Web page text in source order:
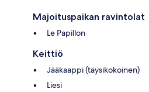
Majoituspaikan ravintolat
Le Papillon
Keittiö
Jääkaappi (täysikokoinen)
Liesi